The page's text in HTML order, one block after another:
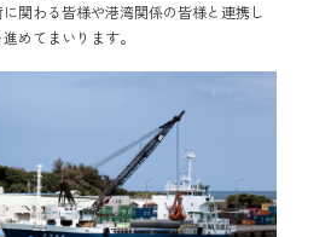
関わる皆様や港湾関係の皆様と連携し
めてまいります。